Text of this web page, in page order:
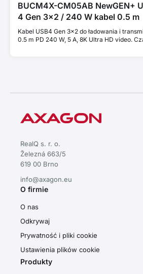
BUCM4X-CM05AB NewGEN+
4 Gen 3x2 / 240 W kabel 0.5 m
Kabel USB4 Gen 3×2 do ładowania i
0.5 m PD 240 W, 5 A, 8K Ultra HD video.
RealQ s. r. o.
Železná 663/5
619 00 Brno
info@axagon.eu
O firmie
O nas
Odkrywaj
Prywatność i pliki cookie
Ustawienia plików cookie
Produkty